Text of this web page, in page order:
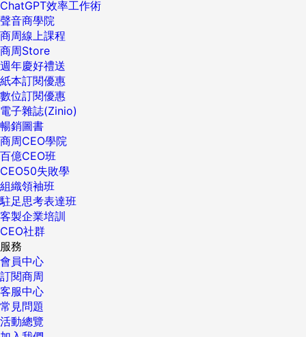
ChatGPT效率工作術
聲音商學院
商周線上課程
商周Store
週年慶好禮送
紙本訂閱優惠
數位訂閱優惠
電子雜誌(Zinio)
暢銷圖書
商周CEO學院
百億CEO班
CEO50失敗學
組織領袖班
駐足思考表達班
客製企業培訓
CEO社群
服務
會員中心
訂閱商周
客服中心
常見問題
活動總覽